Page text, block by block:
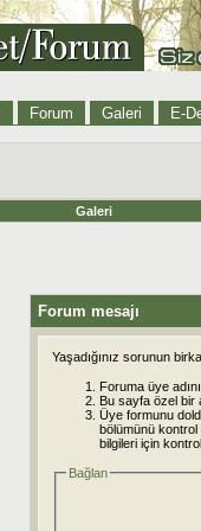
Forum Galeri E-
Galeri
Forum mesajı
Yaşadığınız sorunun
Foruma üye
Bu sayfa özel bir
Üye formunu
bölümünü kontrol
bilgileri için
Bağlan